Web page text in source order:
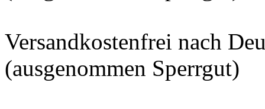
Versandkostenfrei nach
(ausgenommen Sperrgut)